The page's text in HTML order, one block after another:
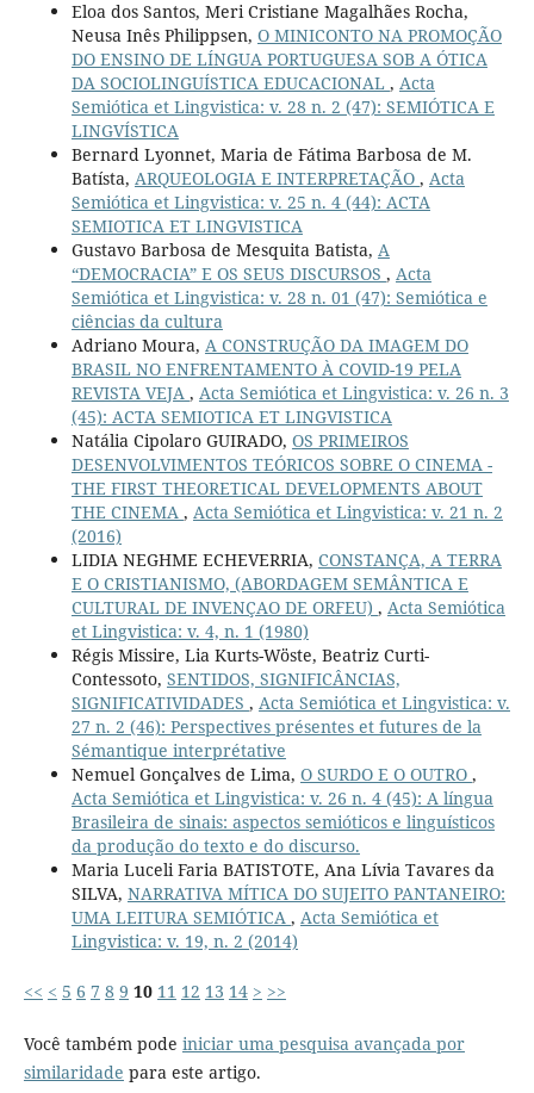
Eloa dos Santos, Meri Cristiane Magalhães Rocha,
Neusa Inês Philippsen, O MINICONTO NA PROMOÇÃO
DO ENSINO DE LÍNGUA PORTUGUESA SOB A ÓTICA
DA SOCIOLINGUÍSTICA EDUCACIONAL , Acta
Semiótica et Lingvistica: v. 28 n. 2 (47): SEMIÓTICA E
LINGVÍSTICA
Bernard Lyonnet, Maria de Fátima Barbosa de M.
Batísta, ARQUEOLOGIA E INTERPRETAÇÃO , Acta
Semiótica et Lingvistica: v. 25 n. 4 (44): ACTA
SEMIOTICA ET LINGVISTICA
Gustavo Barbosa de Mesquita Batista, A
“DEMOCRACIA” E OS SEUS DISCURSOS , Acta
Semiótica et Lingvistica: v. 28 n. 01 (47): Semiótica e
ciências da cultura
Adriano Moura, A CONSTRUÇÃO DA IMAGEM DO
BRASIL NO ENFRENTAMENTO À COVID-19 PELA
REVISTA VEJA , Acta Semiótica et Lingvistica: v. 26 n. 3
(45): ACTA SEMIOTICA ET LINGVISTICA
Natália Cipolaro GUIRADO, OS PRIMEIROS
DESENVOLVIMENTOS TEÓRICOS SOBRE O CINEMA -
THE FIRST THEORETICAL DEVELOPMENTS ABOUT
THE CINEMA , Acta Semiótica et Lingvistica: v. 21 n. 2
(2016)
LIDIA NEGHME ECHEVERRIA, CONSTANÇA, A TERRA
E O CRISTIANISMO, (ABORDAGEM SEMÂNTICA E
CULTURAL DE INVENÇAO DE ORFEU) , Acta Semiótica
et Lingvistica: v. 4, n. 1 (1980)
Régis Missire, Lia Kurts-Wöste, Beatriz Curti-
Contessoto, SENTIDOS, SIGNIFICÂNCIAS,
SIGNIFICATIVIDADES , Acta Semiótica et Lingvistica: v.
27 n. 2 (46): Perspectives présentes et futures de la
Sémantique interprétative
Nemuel Gonçalves de Lima, O SURDO E O OUTRO ,
Acta Semiótica et Lingvistica: v. 26 n. 4 (45): A língua
Brasileira de sinais: aspectos semióticos e linguísticos
da produção do texto e do discurso.
Maria Luceli Faria BATISTOTE, Ana Lívia Tavares da
SILVA, NARRATIVA MÍTICA DO SUJEITO PANTANEIRO:
UMA LEITURA SEMIÓTICA , Acta Semiótica et
Lingvistica: v. 19, n. 2 (2014)
<< < 5 6 7 8 9 10 11 12 13 14 > >>
Você também pode iniciar uma pesquisa avançada por
similaridade para este artigo.